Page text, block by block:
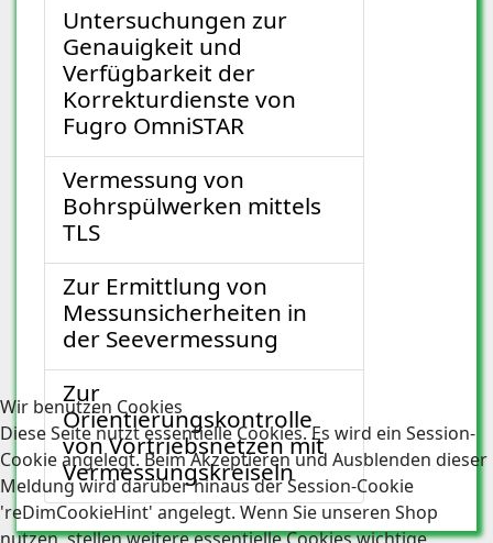
Untersuchungen zur
Genauigkeit und
Verfügbarkeit der
Korrekturdienste von
Fugro OmniSTAR
Vermessung von
Bohrspülwerken mittels
TLS
Zur Ermittlung von
Messunsicherheiten in
der Seevermessung
Zur
Orientierungskontrolle
von Vortriebsnetzen mit
Vermessungskreiseln
Wir benutzen Cookies
Diese Seite nutzt essentielle Cookies. Es wird ein Session-
Cookie angelegt. Beim Akzeptieren und Ausblenden dieser
Meldung wird darüber hinaus der Session-Cookie
'reDimCookieHint' angelegt. Wenn Sie unseren Shop